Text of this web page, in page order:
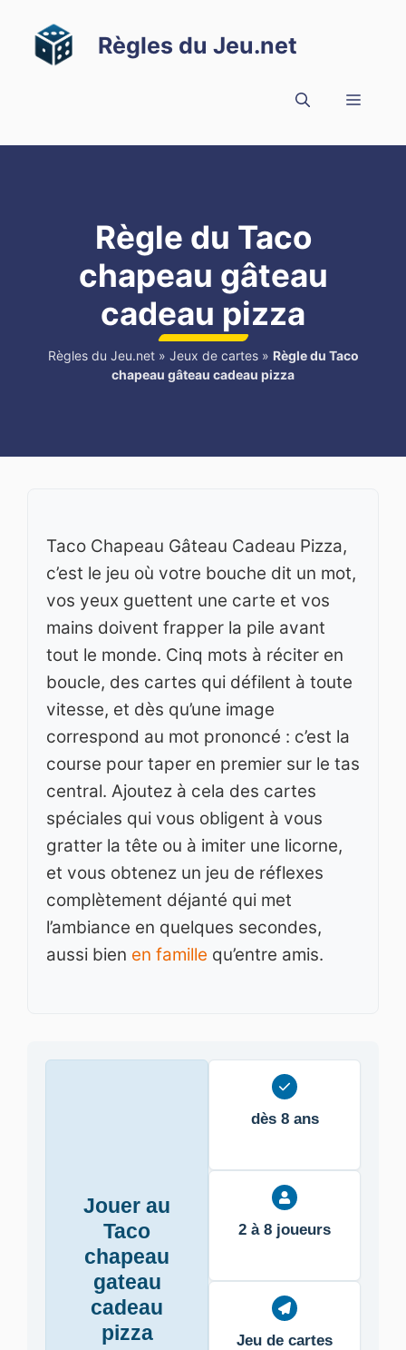
contenu
Règles du Jeu.net
Menu
Règle du Taco
chapeau gâteau
cadeau pizza
Règles du Jeu.net» Jeux de cartes» Règle du Taco
chapeau gâteau cadeau pizza
Taco Chapeau Gâteau Cadeau Pizza,
c’est le jeu où votre bouche dit un mot,
vos yeux guettent une carte et vos
mains doivent frapper la pile avant
tout le monde. Cinq mots à réciter en
boucle, des cartes qui défilent à toute
vitesse, et dès qu’une image
correspond au mot prononcé : c’est la
course pour taper en premier sur le tas
central. Ajoutez à cela des cartes
spéciales qui vous obligent à vous
gratter la tête ou à imiter une licorne,
et vous obtenez un jeu de réflexes
complètement déjanté qui met
l’ambiance en quelques secondes,
aussi bien en famille qu’entre amis.
Jouer au
Taco
chapeau
gateau
cadeau
pizza
dès 8 ans
2 à 8 joueurs
Jeu de cartes